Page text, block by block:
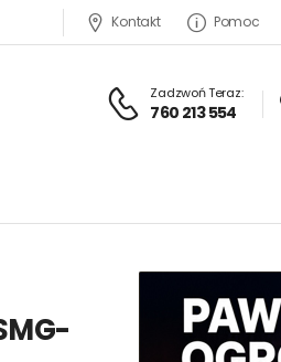
Kontakt Pomoc
Zadzwoń Teraz:
760 213 554